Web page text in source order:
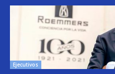
Ejecutivos